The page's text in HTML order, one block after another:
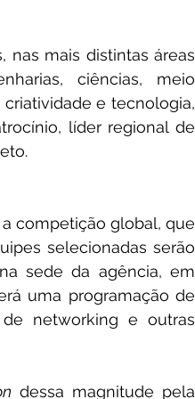
nas mais distintas áreas
ciências, meio
e tecnologia,
líder regional de
competição global, que
selecionadas serão
sede da agência, em
uma programação de
networking e outras
dessa magnitude pela